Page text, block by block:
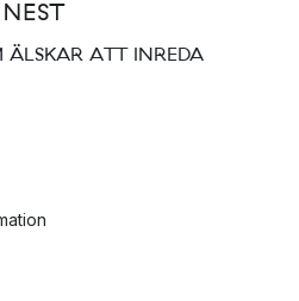
ÄLSKAR ATT INREDA